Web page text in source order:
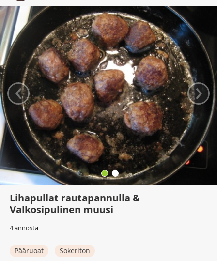
‹ ›
Lihapullat rautapannulla &
Valkosipulinen muusi
4 annosta
Pääruoat Sokeriton